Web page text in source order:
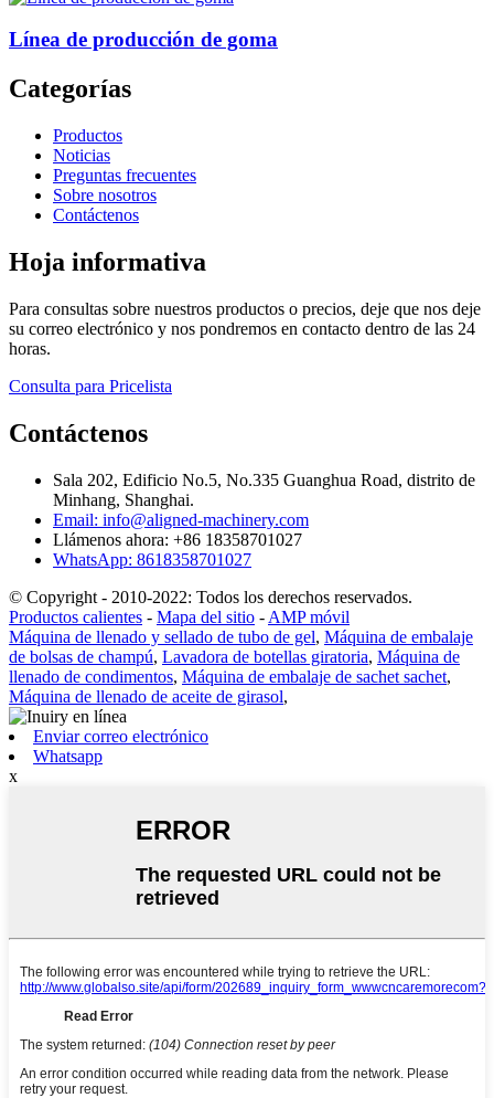
Línea de producción de goma
Categorías
Productos
Noticias
Preguntas frecuentes
Sobre nosotros
Contáctenos
Hoja informativa
Para consultas sobre nuestros productos o precios, deje que nos deje
su correo electrónico y nos pondremos en contacto dentro de las 24
horas.
Consulta para Pricelista
Contáctenos
Sala 202, Edificio No.5, No.335 Guanghua Road, distrito de
Minhang, Shanghai.
Email: info@aligned-machinery.com
Llámenos ahora: +86 18358701027
WhatsApp: 8618358701027
© Copyright - 2010-2022: Todos los derechos reservados.
Productos calientes - Mapa del sitio - AMP móvil
Máquina de llenado y sellado de tubo de gel, Máquina de embalaje
de bolsas de champú, Lavadora de botellas giratoria, Máquina de
llenado de condimentos, Máquina de embalaje de sachet sachet,
Máquina de llenado de aceite de girasol,
Enviar correo electrónico
Whatsapp
x